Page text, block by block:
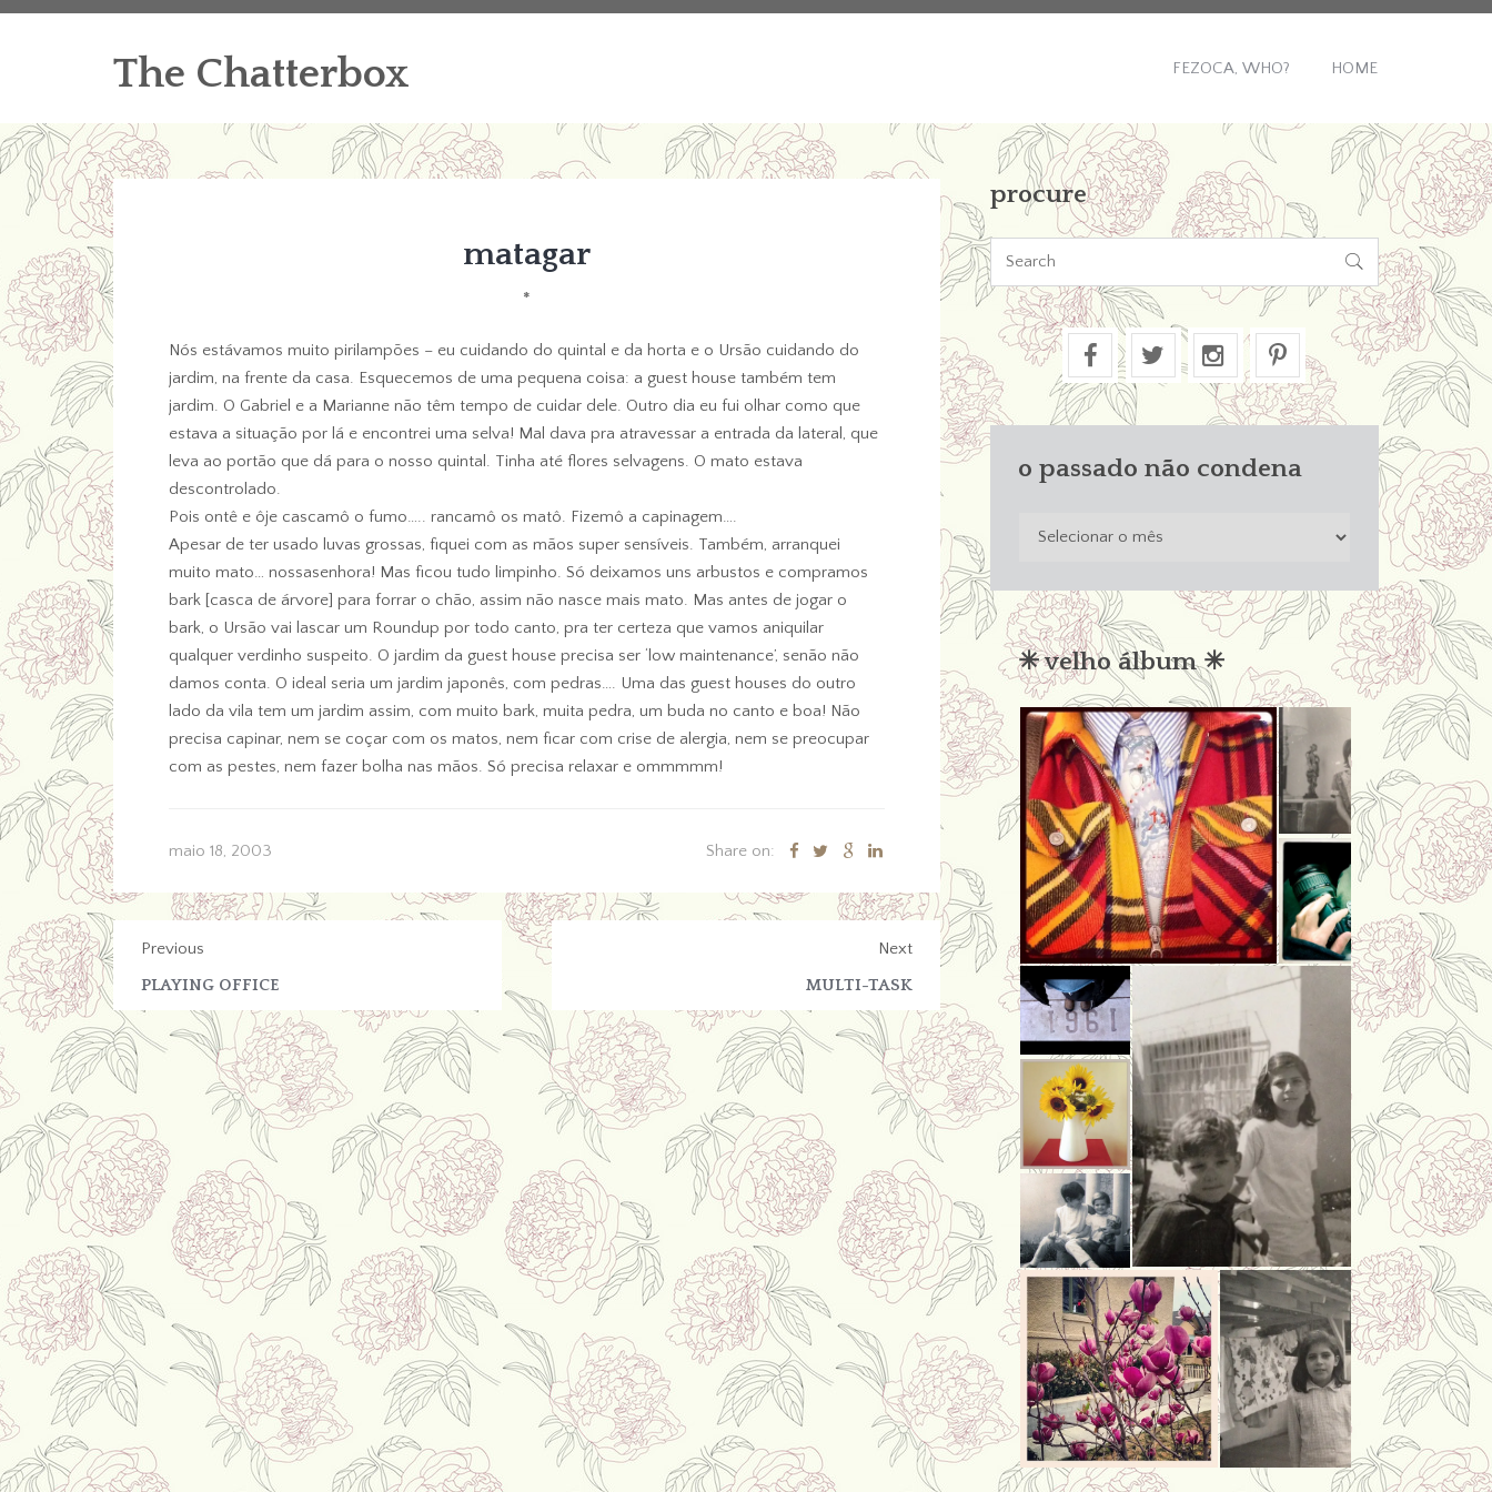
The Chatterbox FEZOCA, WHO? HOME
matagar
*
Nós estávamos muito pirilampões – eu cuidando do quintal e da horta e o Ursão cuidando do
jardim, na frente da casa. Esquecemos de uma pequena coisa: a guest house também tem
jardim. O Gabriel e a Marianne não têm tempo de cuidar dele. Outro dia eu fui olhar como que
estava a situação por lá e encontrei uma selva! Mal dava pra atravessar a entrada da lateral, que
leva ao portão que dá para o nosso quintal. Tinha até flores selvagens. O mato estava
descontrolado.
Pois ontê e ôje cascamô o fumo….. rancamô os matô. Fizemô a capinagem….
Apesar de ter usado luvas grossas, fiquei com as mãos super sensíveis. Também, arranquei
muito mato… nossasenhora! Mas ficou tudo limpinho. Só deixamos uns arbustos e compramos
bark [casca de árvore] para forrar o chão, assim não nasce mais mato. Mas antes de jogar o
bark, o Ursão vai lascar um Roundup por todo canto, pra ter certeza que vamos aniquilar
qualquer verdinho suspeito. O jardim da guest house precisa ser ‘low maintenance’, senão não
damos conta. O ideal seria um jardim japonês, com pedras…. Uma das guest houses do outro
lado da vila tem um jardim assim, com muito bark, muita pedra, um buda no canto e boa! Não
precisa capinar, nem se coçar com os matos, nem ficar com crise de alergia, nem se preocupar
com as pestes, nem fazer bolha nas mãos. Só precisa relaxar e ommmmm!
maio 18, 2003 Share on:
Previous
PLAYING OFFICE
Next
MULTI-TASK
procure

o passado não condena
condena
✳︎ velho álbum ✳︎